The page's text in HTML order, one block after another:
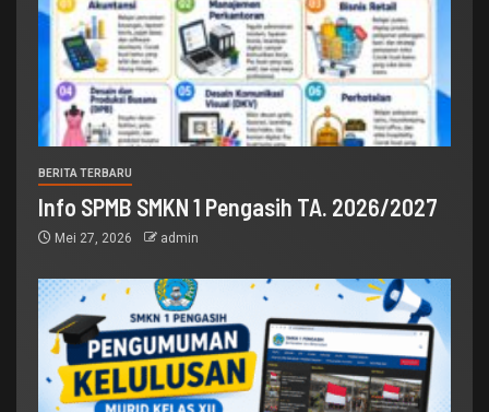
BERITA TERBARU
Info SPMB SMKN 1 Pengasih TA. 2026/2027
Mei 27, 2026 admin